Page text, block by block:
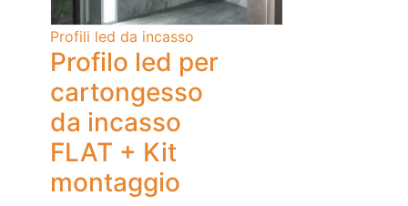
Profili led da incasso
Profilo led per
cartongesso
da incasso
FLAT + Kit
montaggio